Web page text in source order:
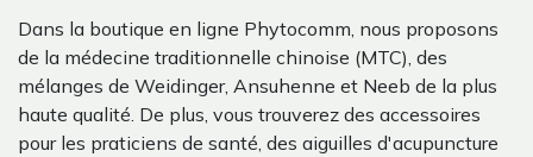
Dans la boutique en ligne Phytocomm, nous proposons
de la médecine traditionnelle chinoise (MTC), des
mélanges de Weidinger, Ansuhenne et Neeb de la plus
haute qualité. De plus, vous trouverez des accessoires
pour les praticiens de santé, des aiguilles d'acupuncture